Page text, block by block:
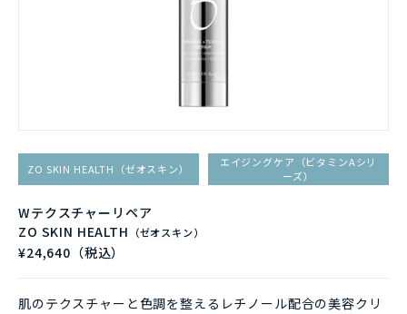
ZO SKIN HEALTH（ゼオスキン）
エイジングケア（ビタミンAシリ
ーズ）
Wテクスチャーリペア
ZO SKIN HEALTH
（ゼオスキン）
¥24,640（税込）
肌のテクスチャーと色調を整えるレチノール配合の美容クリ